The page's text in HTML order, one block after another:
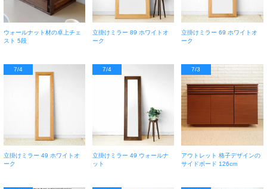
ウォールナット材の卓上チェ
スト 5段
立掛けミラー 89 ホワイトオ
ーク
立掛けミラー 69 ホワイトオ
ーク
7/4
立掛けミラー 49 ホワイトオ
ーク
7/4
立掛けミラー 49 ウォールナ
ット
7/3
アウトレット 格子デザインの
サイドボード 126cm